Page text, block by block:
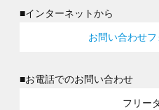
■インターネットから
お問い合わせ
■お電話でのお問い合わせ
フリー